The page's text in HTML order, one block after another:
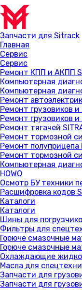
Запчасти для Sitrack
Главная
Сервис
Сервис
Ремонт КПП и АКПП
Компьютерная
Компьютерная
Ремонт
Ремонт грузовиков и
Ремонт грузовиков и
Ремонт тягачей
Ремонт тормозной
Ремонт полуприцепа
Ремонт тормозной
Компьютерная
HOWO
Осмотр БУ техники
Расшифровка кодов
Каталоги
Каталоги
Шины для
Фильтры для
Горюче смазочные
Горюче смазочные
Охлаждающие
Масла для
Запчасти для
Запчасти для